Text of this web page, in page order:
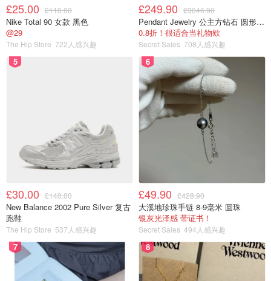
£25.00 £110.00
Nike Total 90 女款 黑色
@29
The Hip Store 722人感兴趣
£249.90 £3046.90
Pendant Jewelry 公主方钻石 圆形大溪地珍珠吊坠 11-12mm
0.8折！很适合当礼物欸
Secret Sales 708人感兴趣
5
£30.00 £140.00
New Balance 2002 Pure Silver 复古
跑鞋
The Hip Store 537人感兴趣
6
£49.90 £428.90
大溪地珍珠手链 8-9毫米 圆珠
银灰光泽感 带证书！
Secret Sales 494人感兴趣
7 8